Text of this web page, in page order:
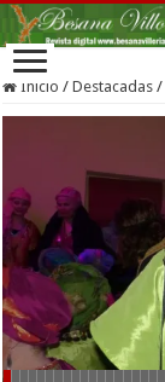
Inicio / Destacadas /